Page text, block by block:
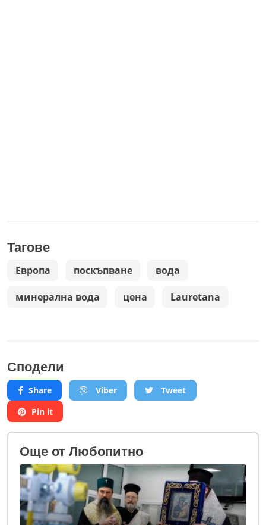
Тагове
Европа поскъпване вода
минерална вода цена Lauretana
Сподели
Share Viber
Tweet
Pin it
Oще от Любопитно